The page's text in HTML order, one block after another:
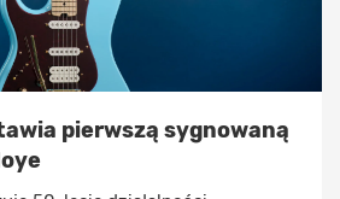
pierwszą sygnowaną